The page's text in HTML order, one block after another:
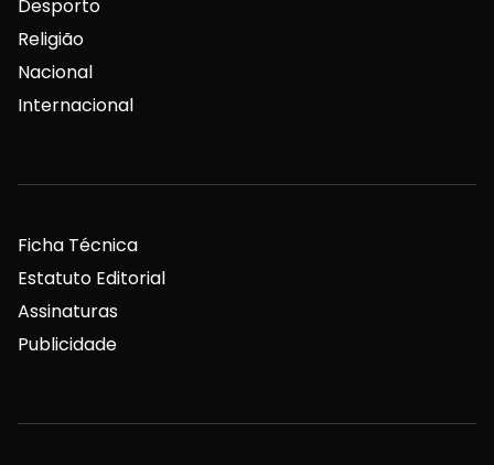
Desporto
Religião
Nacional
Internacional
Ficha Técnica
Estatuto Editorial
Assinaturas
Publicidade